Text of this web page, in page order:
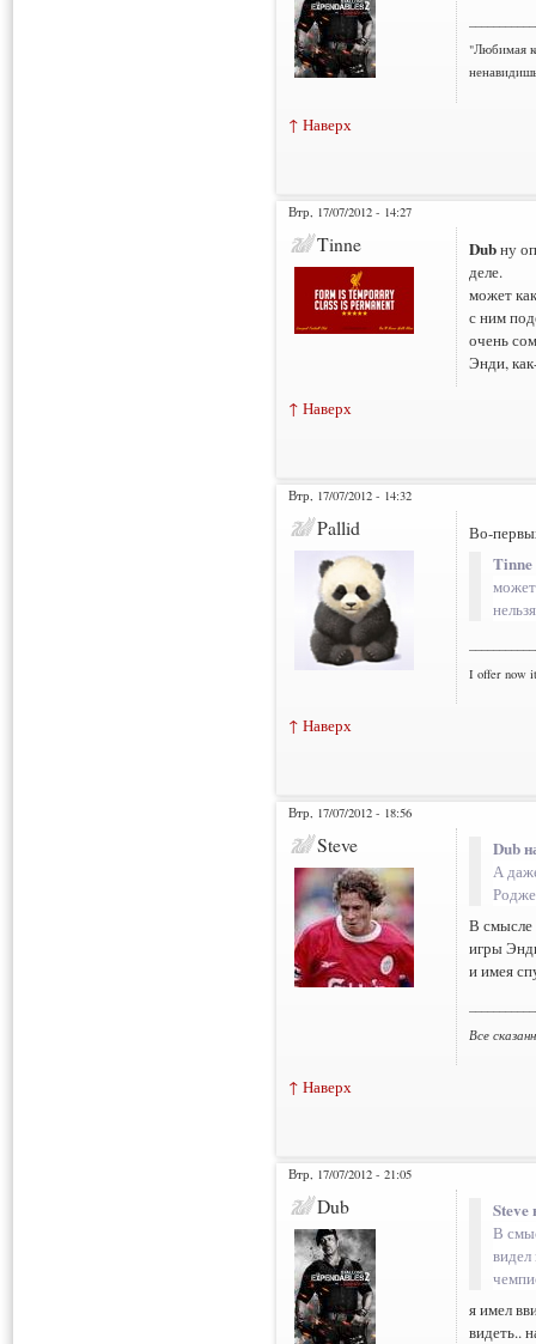
"Любимая
↑ Наверх
Втр, 17/07/2012 - 14:27
Tinne Dubну
деле.
может
с ним
очень
Энди,
↑ Наверх
Втр, 17/07/2012 - 14:32
Pallid Во-
Tinne
I offer now
↑ Наверх
Втр, 17/07/2012 - 18:56
Steve Dub
А
В смысле
игры
и имея
Все
↑ Наверх
Втр, 17/07/2012 - 21:05
Dub Steve
В
я имел
видеть..